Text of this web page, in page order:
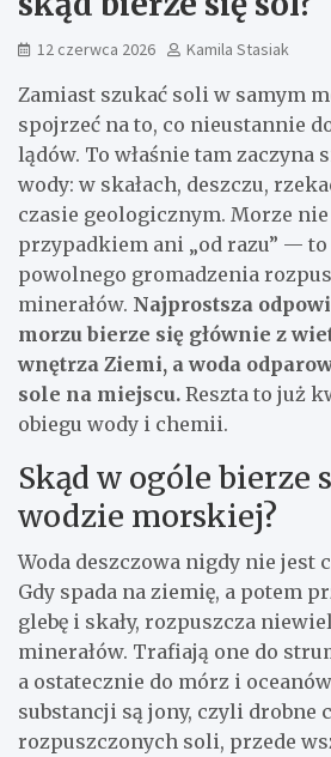
12 czerwca 2026 Kamila Stasiak
Zamiast szukać soli w samym
spojrzeć na to, co nieustannie
lądów. To właśnie tam zaczyna
wody: w skałach, deszczu,
czasie geologicznym. Morze nie
przypadkiem ani „od razu” —
powolnego gromadzenia
minerałów. Najprostsza
morzu bierze się głównie z
wnętrza Ziemi, a woda
sole na miejscu. Reszta to już
obiegu wody i chemii.
Skąd w ogóle bierze
wodzie morskiej?
Woda deszczowa nigdy nie jest
Gdy spada na ziemię, a potem
glebę i skały, rozpuszcza
minerałów. Trafiają one do
a ostatecznie do mórz i
substancji są jony, czyli drobne
rozpuszczonych soli, przede